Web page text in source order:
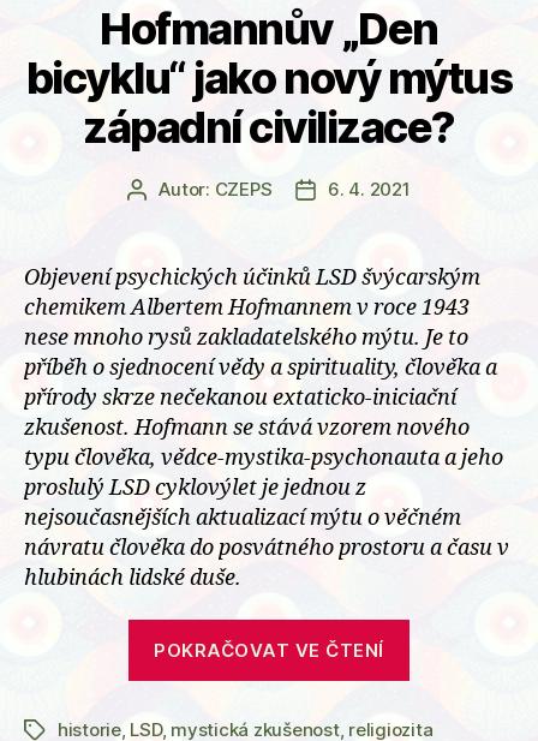
Hofmannův „Den
bicyklu“ jako nový mýtus
západní civilizace?
AutorAutor: CZEPS
Datum
6. 4. 2021
Objevení psychických účinků LSD švýcarským
chemikem Albertem Hofmannem v roce 1943
nese mnoho rysů zakladatelského mýtu. Je to
příběh o sjednocení vědy a spirituality, člověka a
přírody skrze nečekanou extaticko-iniciační
zkušenost. Hofmann se stává vzorem nového
typu člověka, vědce-mystika-psychonauta a jeho
proslulý LSD cyklovýlet je jednou z
nejsoučasnějších aktualizací mýtu o věčném
návratu člověka do posvátného prostoru a času v
hlubinách lidské duše.
POKRAČOVAT VE ČTENÍ
jako
Štítkyhistorie, LSD, mystická zkušenost, religiozita